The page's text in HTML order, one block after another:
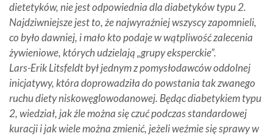
dietetyków, nie jest odpowiednia dla diabetyków typu 2.
Najdziwniejsze jest to, że najwyraźniej wszyscy zapomnieli,
co było dawniej, i mało kto podaje w wątpliwość zalecenia
żywieniowe, których udzielają „grupy eksperckie”.
Lars-Erik Litsfeldt był jednym z pomysłodawców oddolnej
inicjatywy, która doprowadziła do powstania tak zwanego
ruchu diety niskowęglowodanowej. Będąc diabetykiem typu
2, wiedział, jak źle można się czuć podczas standardowej
kuracji i jak wiele można zmienić, jeżeli weźmie się sprawy w